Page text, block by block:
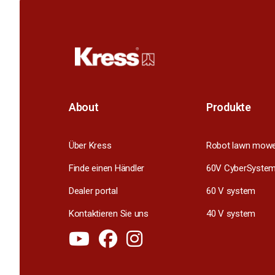
About
Über Kress
Finde einen Händler
Dealer portal
Kontaktieren Sie uns
Produkte
Robot lawn
60V CyberSystem
60 V system
40 V system